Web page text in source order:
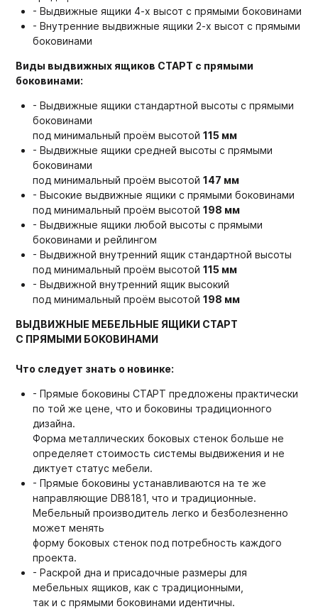
- Выдвижные ящики 4-х высот с прямыми боковинами
- Внутренние выдвижные ящики 2-х высот с прямыми
боковинами
Виды выдвижных ящиков СТАРТ с прямыми
боковинами:
- Выдвижные ящики стандартной высоты с прямыми
боковинами
под минимальный проём высотой115 мм
- Выдвижные ящики средней высоты с прямыми
боковинами
под минимальный проём высотой147 мм
- Высокие выдвижные ящики с прямыми боковинами
под минимальный проём высотой198 мм
- Выдвижные ящики любой высоты с прямыми
боковинами и рейлингом
- Выдвижной внутренний ящик стандартной высоты
под минимальный проём высотой115 мм
- Выдвижной внутренний ящик высокий
под минимальный проём высотой198 мм
ВЫДВИЖНЫЕ МЕБЕЛЬНЫЕ ЯЩИКИ СТАРТ
С ПРЯМЫМИ БОКОВИНАМИ
Что следует знать о новинке:
- Прямые боковины СТАРТ предложены практически
по той же цене, что и боковины традиционного
дизайна.
Форма металлических боковых стенок больше не
определяет стоимость системы выдвижения и не
диктует статус мебели.
- Прямые боковины устанавливаются на те же
направляющие DB8181, что и традиционные.
Мебельный производитель легко и безболезненно
может менять
форму боковых стенок под потребность каждого
проекта.
- Раскрой дна и присадочные размеры для
мебельных ящиков, как с традиционными,
так и с прямыми боковинами идентичны.